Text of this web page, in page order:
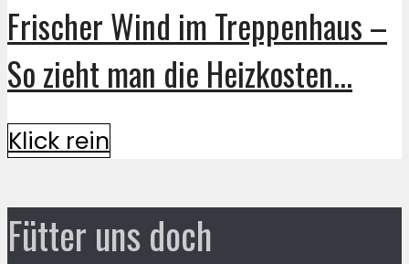
Frischer Wind im Treppenhaus –
So zieht man die Heizkosten...
Klick rein
Fütter uns doch